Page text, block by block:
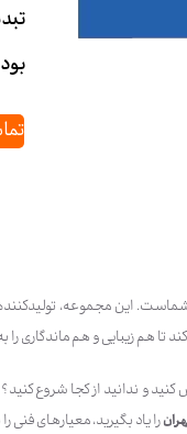
این مجموعه، تولیدکننده
هم زیبایی و هم ماندگاری
و ندانید از کجا شروع
را یاد بگیرید، معیارهای